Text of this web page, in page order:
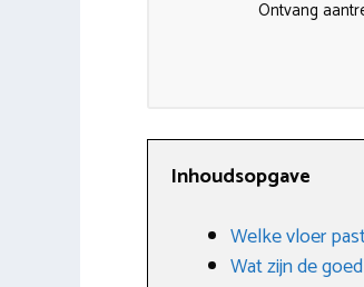
Ontvang
Inhoudsopgave
Welke vloer
Wat zijn de